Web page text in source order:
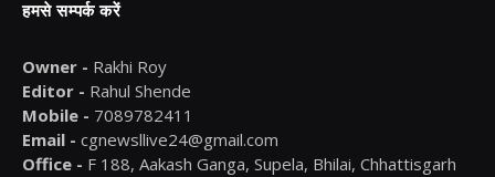
हमसे सम्पर्क करें
Owner - Rakhi Roy
Editor - Rahul Shende
Mobile - 7089782411
Email - cgnewsllive24@gmail.com
Office - F 188, Aakash Ganga, Supela, Bhilai, Chhattisgarh